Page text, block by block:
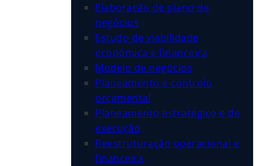
Elaboração de plano de
negócios
Estudo de viabilidade
económica e financeira
Modelo de negócios
Planeamento e controlo
orçamental
Planeamento estratégico e de
execução
Reestruturação operacional e
financeira